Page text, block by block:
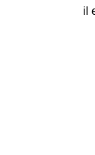
il